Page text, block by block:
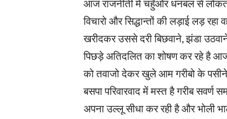
आज राजनीती में चहुँओर धनबल से
विचारो और सिद्धान्तों की लड़ाई लड़
खरीदकर उससे दरी बिछवाने, झंडा
पिछड़े अतिदलित का शोषण कर रहे है
को तवाजो देकर खुले आम गरीबो के पसीने
बसपा परिवारवाद में मस्त है गरीब
अपना उल्लू सीधा कर रही है और भोली